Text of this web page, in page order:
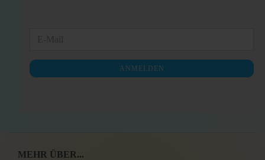
NEWSLETTER-
ANMELDUNG
ANMELDEN
MEHR ÜBER...